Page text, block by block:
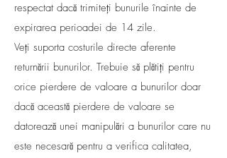
respectat dacă trimiteți bunurile înainte de
expirarea perioadei de 14 zile.
Veți suporta costurile directe aferente
returnării bunurilor. Trebuie să plătiți pentru
orice pierdere de valoare a bunurilor doar
dacă această pierdere de valoare se
datorează unei manipulări a bunurilor care nu
este necesară pentru a verifica calitatea,